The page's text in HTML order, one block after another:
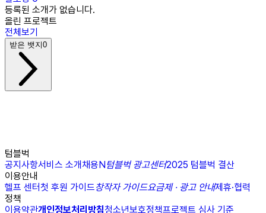
등록된 소개가 없습니다.
올린 프로젝트
전체보기
받은 뱃지0
텀블벅
공지사항서비스 소개채용N텀블벅 광고센터2025 텀블벅 결산
이용안내
헬프 센터첫 후원 가이드창작자 가이드요금제 · 광고 안내제휴·협력
정책
이용약관개인정보처리방침청소년보호정책프로젝트 심사 기준